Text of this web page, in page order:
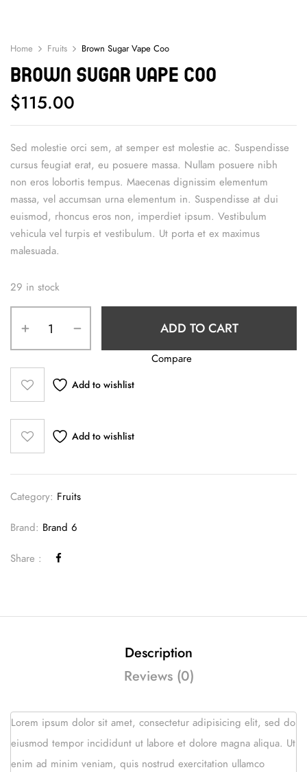
Home Fruits Brown Sugar Vape Coo
Brown Sugar Vape Coo
$115.00
Sed molestie orci sem, at semper est molestie ac. Suspendisse
cursus feugiat erat, eu posuere massa. Nullam posuere nibh
non eros lobortis tempus. Maecenas dignissim elementum
massa, vel accumsan urna elementum in. Suspendisse at dui
euismod, rhoncus eros non, imperdiet ipsum. Vestibulum
vehicula vel turpis et vestibulum. Ut porta et ex maximus
malesuada.
29 in stock
Sugar
Vape
Coo
quantity
ADD TO CART
Add to wishlist
Compare
Add to wishlist
Category: Fruits
Brand: Brand 6
Share :
Description
Reviews (0)
Lorem ipsum dolor sit amet, consectetur adipisicing elit, sed do
eiusmod tempor incididunt ut labore et dolore magna aliqua. Ut
enim ad minim veniam, quis nostrud exercitation ullamco